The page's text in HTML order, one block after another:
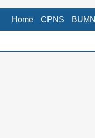
Home CPNS BUMN